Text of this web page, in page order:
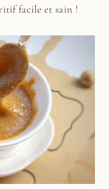
facile et sain !